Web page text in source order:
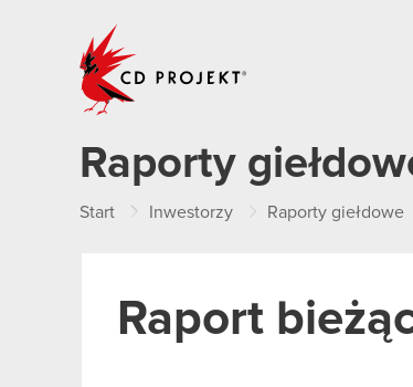
Raporty
Start Inwestorzy Raporty giełdowe
Raport